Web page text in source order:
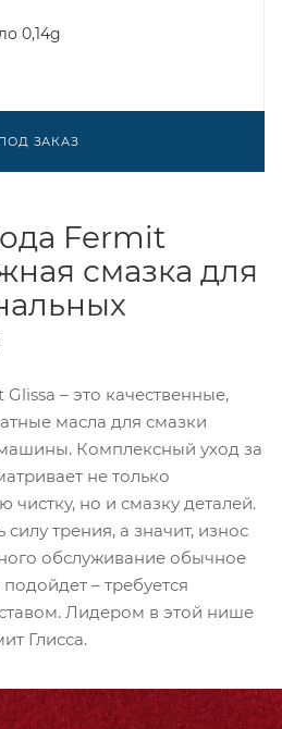
0,14g
ЗАКАЗ
Fermit
смазка для
– это качественные,
масла для смазки
Комплексный уход за
не только
чистку, но и смазку деталей.
силу трения, а значит, износ
обслуживание обычное
– требуется
Лидером в этой нише
Глисса.